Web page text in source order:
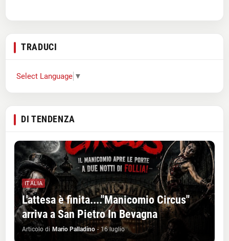
TRADUCI
Select Language ▼
DI TENDENZA
ITALIA
L'attesa è finita...."Manicomio Circus"
arriva a San Pietro In Bevagna
Articolo di Mario Palladino - 16 luglio